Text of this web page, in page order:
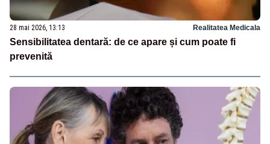
28 mai 2026, 13:13 Realitatea Medicala
Sensibilitatea dentară: de ce apare și cum poate fi
prevenită